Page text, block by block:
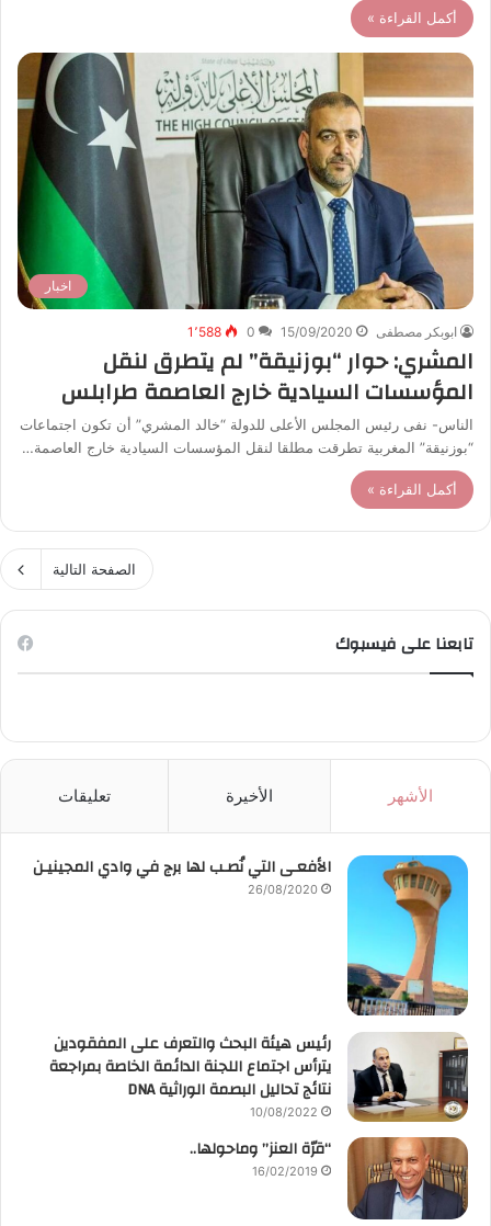
أكمل القراءة »
اخبار
ابوبكر مصطفى 15/09/2020
0 1٬588
المشري: حوار “بوزنيقة” لم يتطرق لنقل
المؤسسات السيادية خارج العاصمة طرابلس
الناس- نفى رئيس المجلس الأعلى للدولة “خالد المشري” أن تكون اجتماعات
“بوزنيقة” المغربية تطرقت مطلقا لنقل المؤسسات السيادية خارج العاصمة…
أكمل القراءة »
الصفحة التالية
تابعنا على فيسبوك
الأشهر الأخيرة تعليقات
الأفعـى التي نُصـب لها برج في وادي المجينيـن
26/08/2020
رئيس هيئة البحث والتعرف على المفقودين
يترأس اجتماع اللجنة الدائمة الخاصة بمراجعة
نتائج تحاليل البصمة الوراثية DNA
10/08/2022
“قرّة العنز” وماحولها..
16/02/2019